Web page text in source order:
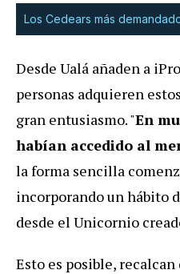
Los Cedears más
Desde Ualá añaden a
personas adquieren
gran entusiasmo. "En
habían accedido al
la forma sencilla
incorporando un hábito
desde el Unicornio
Esto es posible,